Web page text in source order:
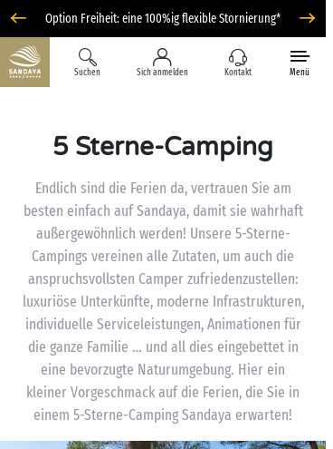
Option Freiheit: eine 100%ig flexible Stornierung*
Suchen Sich anmelden Kontakt Menü
5 Sterne-Camping
Endlich sind die Ferien da, vertrauen Sie am
besten einfach auf Sandaya, damit sie wahrhaft
außergewöhnlich werden! Unsere 5-Sterne-
Campings vereinen alle Zutaten, um auch die
anspruchsvollsten Camper zufriedenzustellen:
luxuriöse Unterkünfte, moderne Infrastrukturen,
individuelle Serviceleistungen, Animationen für
die ganze Familie … und all dies eingebettet in
eine bevorzugte Naturumgebung. Hier ein
kleiner Vorgeschmack auf die Ferien, die Sie in
einem 5-Sterne-Camping Sandaya erwarten!